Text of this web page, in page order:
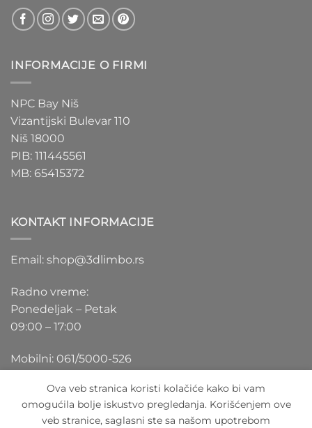
INFORMACIJE O FIRMI
NPC Bay Niš
Vizantijski Bulevar 110
Niš 18000
PIB: 111445561
MB: 65415372
KONTAKT INFORMACIJE
Email: shop@3dlimbo.rs
Radno vreme:
Ponedeljak – Petak
09:00 – 17:00
Mobilni: 061/5000-526
Visa PayPal Stripe MasterCard
Cash
Ova veb stranica koristi kolačiće kako bi vam
omogućila bolje iskustvo pregledanja. Korišćenjem ove
veb stranice, saglasni ste sa našom upotrebom